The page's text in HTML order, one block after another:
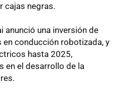
cajas negras.
anunció una inversión de
conducción robotizada, y
hasta 2025,
en el desarrollo de la